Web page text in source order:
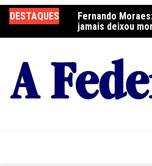
para
o
DESTAQUES
Fernando
jamais deixou
Curso Oração e